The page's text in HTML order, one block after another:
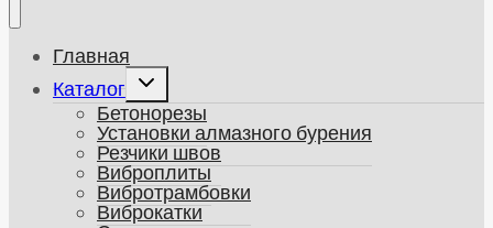
Главная
Каталог
Развернуть
меню
Бетонорезы
Установки алмазного бурения
Резчики швов
Виброплиты
Вибротрамбовки
Виброкатки